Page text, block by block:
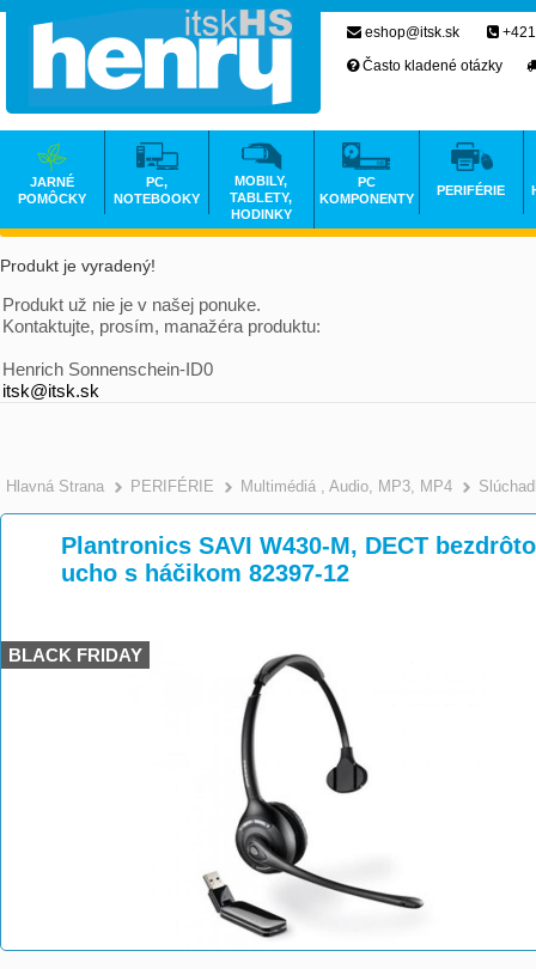
Produkt je vyradený!
Produkt už nie je v našej ponuke.
Kontaktujte, prosím, manažéra produktu:
Henrich Sonnenschein-ID0
itsk@itsk.sk
Hlavná Strana >
PERIFÉRIE >
Multimédiá , Audio, MP3, MP4
Plantronics SAVI W430-M, DECT
ucho s háčikom 82397-12
BLACK FRIDAY
eshop@itsk.sk
Často kladené otázky
JARNÉ
POMÔCKY
PC,
NOTEBOOKY
MOBILY,
TABLETY,
HODINKY
PC
KOMPONENTY
PERIFÉRIE